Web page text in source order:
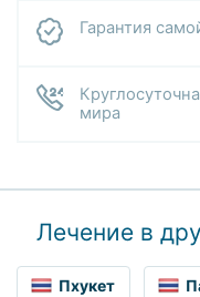
Гарантия
мира
Лечение в
Пхукет